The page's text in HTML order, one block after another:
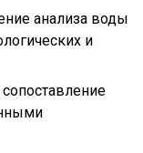
анализа воды
и